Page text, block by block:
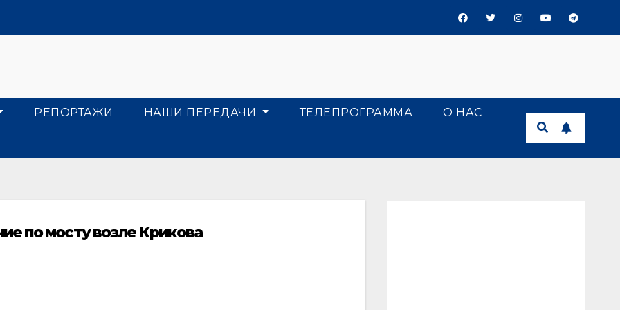
РЕПОРТАЖИ НАШИ ПЕРЕДАЧИ ТЕЛЕПРОГРАММА О НАС
по мосту возле Крикова